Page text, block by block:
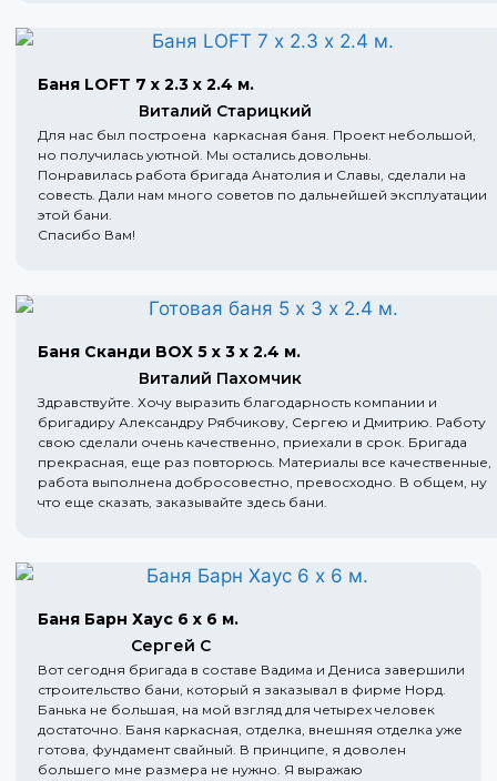
Баня LOFT 7 х 2.3 х 2.4 м.
Виталий Старицкий
Для нас был построена каркасная баня. Проект небольшой,
но получилась уютной. Мы остались довольны.
Понравилась работа бригада Анатолия и Славы, сделали на
совесть. Дали нам много советов по дальнейшей эксплуатации
этой бани.
Спасибо Вам!
Баня Сканди BOX 5 х 3 х 2.4 м.
Виталий Пахомчик
Здравствуйте. Хочу выразить благодарность компании и
бригадиру Александру Рябчикову, Сергею и Дмитрию. Работу
свою сделали очень качественно, приехали в срок. Бригада
прекрасная, еще раз повторюсь. Материалы все качественные,
работа выполнена добросовестно, превосходно. В общем, ну
что еще сказать, заказывайте здесь бани.
Баня Барн Хаус 6 х 6 м.
Сергей С
Вот сегодня бригада в составе Вадима и Дениса завершили
строительство бани, который я заказывал в фирме Норд.
Банька не большая, на мой взгляд для четырех человек
достаточно. Баня каркасная, отделка, внешняя отделка уже
готова, фундамент свайный. В принципе, я доволен
большего мне размера не нужно. Я выражаю